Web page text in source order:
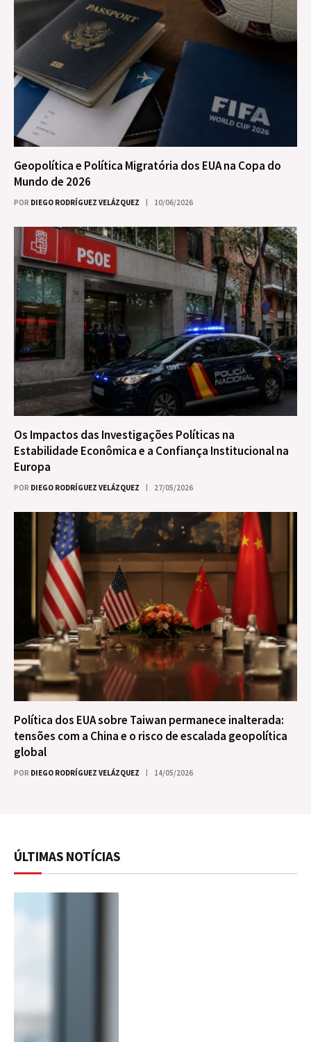
Geopolítica e Política Migratória dos EUA na Copa do
Mundo de 2026
POR DIEGO RODRÍGUEZ VELÁZQUEZ 10/06/2026
Os Impactos das Investigações Políticas na
Estabilidade Econômica e a Confiança Institucional na
Europa
POR DIEGO RODRÍGUEZ VELÁZQUEZ 27/05/2026
Política dos EUA sobre Taiwan permanece inalterada:
tensões com a China e o risco de escalada geopolítica
global
POR DIEGO RODRÍGUEZ VELÁZQUEZ 14/05/2026
ÚLTIMAS NOTÍCIAS